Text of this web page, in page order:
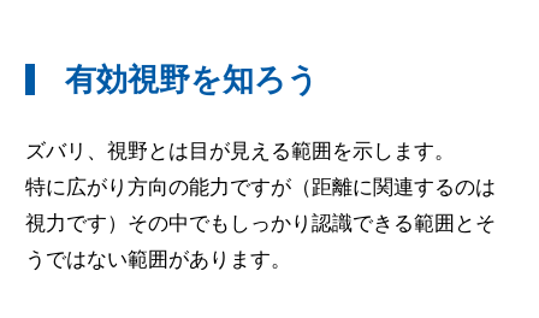
有効視野を知ろう
ズバリ、視野とは目が見える範囲を示します。
特に広がり方向の能力ですが（距離に関連するのは
視力です）その中でもしっかり認識できる範囲とそ
うではない範囲があります。